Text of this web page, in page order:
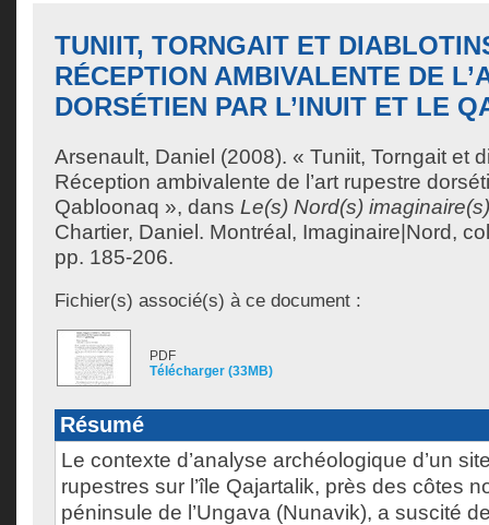
TUNIIT, TORNGAIT ET
RÉCEPTION AMBIVALENTE DE
DORSÉTIEN PAR L’INUIT ET LE
Arsenault, Daniel (2008). « Tuniit, Torngait et
Réception ambivalente de l’art rupestre
Qabloonaq », dans Le(s) Nord(s) imaginaire(s)
Chartier, Daniel . Montréal, Imaginaire|Nord,
pp. 185-206.
Fichier(s) associé(s) à ce document :
PDF
Télécharger (33MB)
Résumé
Le contexte d’analyse archéologique d’un
rupestres sur l’île Qajartalik, près des côtes
péninsule de l’Ungava (Nunavik), a suscité